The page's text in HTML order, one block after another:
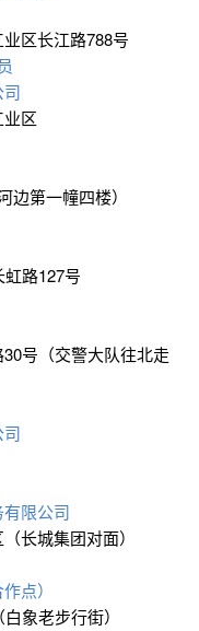
区长江路788号
区
边第一幢四楼）
虹路127号
号（交警大队往北走
限公司
长城集团对面）
点）
象老步行街）